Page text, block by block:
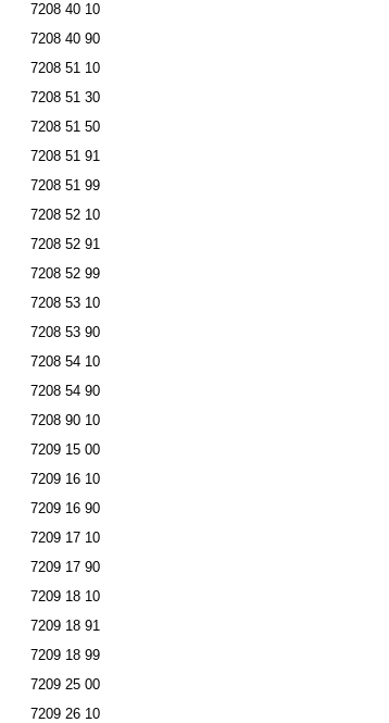
7208 40 10
7208 40 90
7208 51 10
7208 51 30
7208 51 50
7208 51 91
7208 51 99
7208 52 10
7208 52 91
7208 52 99
7208 53 10
7208 53 90
7208 54 10
7208 54 90
7208 90 10
7209 15 00
7209 16 10
7209 16 90
7209 17 10
7209 17 90
7209 18 10
7209 18 91
7209 18 99
7209 25 00
7209 26 10